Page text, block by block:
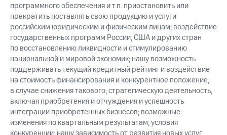
программного обеспечения и т.п. приостановить или
прекратить поставлять свою продукцию и услуги
российским юридическим и физическим лицам; воздействие
государственных программ России, США и других стран
по восстановлению ликвидности и стимулированию
национальной и мировой экономик; нашу возможность
поддерживать текущий кредитный рейтинг и воздействие
на стоимость финансирования и конкурентное положение,
в случае снижения такового; стратегическую деятельность,
включая приобретения и отчуждения и успешность
интеграции приобретенных бизнесов; возможные
изменения по квартальным результатам; условия